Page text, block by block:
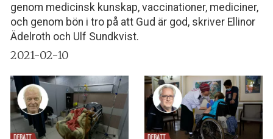
genom medicinsk kunskap, vaccinationer, mediciner,
och genom bön i tro på att Gud är god, skriver Ellinor
Ädelroth och Ulf Sundkvist.
2021-02-10